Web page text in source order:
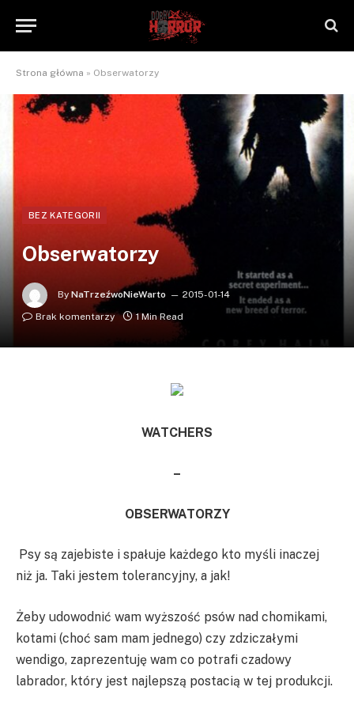
Strona główna » Obserwatorzy
BEZ KATEGORII
Obserwatorzy
By NaTrzeźwoNieWarto
2015-01-14
Brak komentarzy
1 Min Read
WATCHERS
–
OBSERWATORZY
Psy są zajebiste i spałuje każdego kto myśli inaczej
niż ja. Taki jestem tolerancyjny, a jak!
Żeby udowodnić wam wyższość psów nad chomikami,
kotami (choć sam mam jednego) czy zdziczałymi
wendigo, zaprezentuję wam co potrafi czadowy
labrador, który jest najlepszą postacią w tej produkcji.